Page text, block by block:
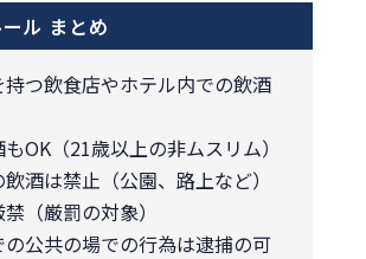
ル まとめ
持つ飲食店やホテル内での飲酒
OK（21歳以上の非ムスリム）
酒は禁止（公園、路上など）
（厳罰の対象）
公共の場での行為は逮捕の可